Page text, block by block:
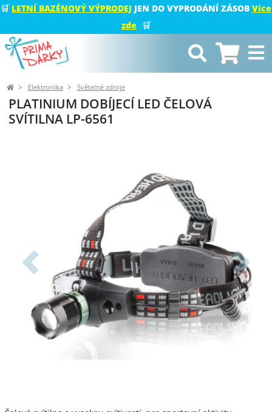
🛒 LETNÍ BAZÉNOVÝ VÝPRODEJ JEN DO VYPRODÁNÍ ZÁSOB Více
zde
🛒
Elektronika Světelné zdroje
PLATINIUM DOBÍJECÍ LED ČELOVÁ
SVÍTILNA LP-6561
Předchozí Další